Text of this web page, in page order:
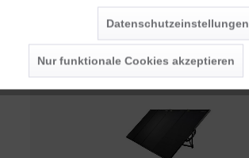
Persönliche Empfehlungen
Datenschutzeinstellungen
Nur funktionale Cookies akzeptieren